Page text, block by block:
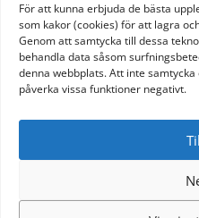
För att kunna erbjuda de bästa
som kakor (cookies) för att lagra
Genom att samtycka till dessa
behandla data såsom
denna webbplats. Att inte
påverka vissa funktioner negativt.